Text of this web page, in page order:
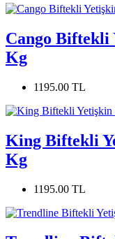
Cango Biftekli
Kg
1195.00 TL
King Biftekli
Kg
1195.00 TL